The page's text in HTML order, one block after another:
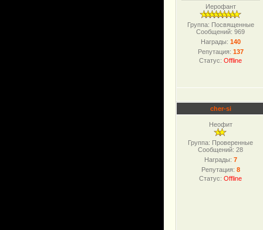
Иерофант
Группа: Посвященные
Сообщений:969
Награды: 140
Репутация: 137
Статус:Offline
cher-si
Неофит
Группа: Проверенные
Сообщений:28
Награды: 7
Репутация: 8
Статус:Offline